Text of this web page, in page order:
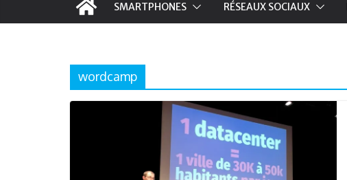
SMARTPHONES RÉSEAUX SOCIAUX
wordcamp